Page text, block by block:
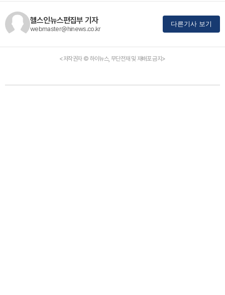
헬스인뉴스편집부 기자
webmaster@hinews.co.kr
다른기사 보기
<저작권자 © 하이뉴스, 무단전재 및 재배포 금지>